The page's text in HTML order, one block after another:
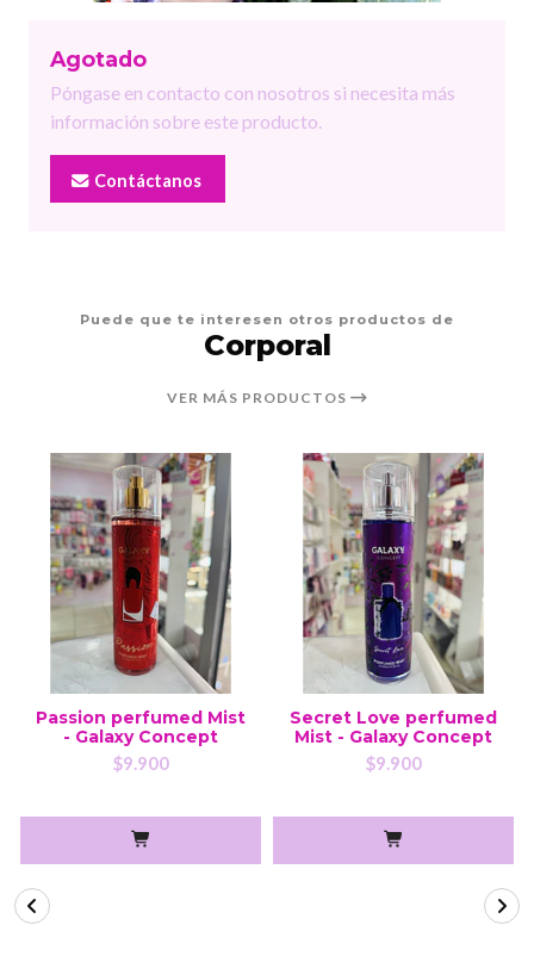
Agotado
Póngase en contacto con nosotros si necesita más
información sobre este producto.
Contáctanos
Puede que te interesen otros productos de
Corporal
VER MÁS PRODUCTOS
Passion perfumed Mist
- Galaxy Concept
$9.900
Secret Love perfumed
Mist - Galaxy Concept
$9.900